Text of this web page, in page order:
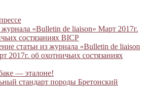
журнала «Bulletin de liaison» Март 2017г.
состязаниях BICP
статьи из журнала «Bulletin de liaison
2017г. об охотничьих состязаниях
— эталоне!
стандарт породы Бретонский